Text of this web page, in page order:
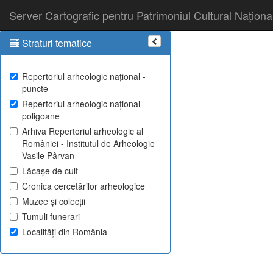
Server Cartografic pentru Patrimoniul Cultural
Straturi tematice
Repertoriul arheologic național -
puncte
Repertoriul arheologic național -
poligoane
Arhiva Repertoriul arheologic al
României - Institutul de Arheologie
Vasile Pârvan
Lăcașe de cult
Cronica cercetărilor arheologice
Muzee și colecții
Tumuli funerari
Localități din România